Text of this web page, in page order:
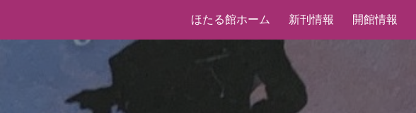
Skip to main content
ほたる館ホーム 新刊情報 開館情報